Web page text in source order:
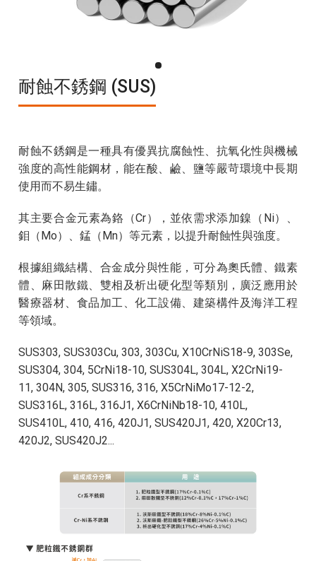
耐蝕不銹鋼 (SUS)
耐蝕不銹鋼是一種具有優異抗腐蝕性、抗氧化性與機械
強度的高性能鋼材，能在酸、鹼、鹽等嚴苛環境中長期
使用而不易生鏽。
其主要合金元素為鉻（Cr），並依需求添加鎳（Ni）、
鉬（Mo）、錳（Mn）等元素，以提升耐蝕性與強度。
根據組織結構、合金成分與性能，可分為奧氏體、鐵素
體、麻田散鐵、雙相及析出硬化型等類別，廣泛應用於
醫療器材、食品加工、化工設備、建築構件及海洋工程
等領域。
SUS303, SUS303Cu, 303, 303Cu, X10CrNiS18-9, 303Se,
SUS304, 304, 5CrNi18-10, SUS304L, 304L, X2CrNi19-
11, 304N, 305, SUS316, 316, X5CrNiMo17-12-2,
SUS316L, 316L, 316J1, X6CrNiNb18-10, 410L,
SUS410L, 410, 416, 420J1, SUS420J1, 420, X20Cr13,
420J2, SUS420J2...